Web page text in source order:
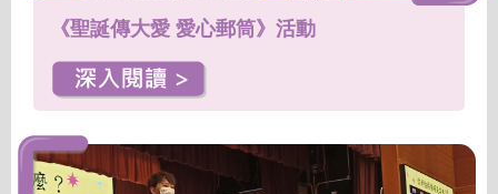
《聖誕傳大愛 愛心郵筒》活動